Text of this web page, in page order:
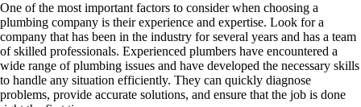
One of the most important factors to consider when choosing a
plumbing company is their experience and expertise. Look for a
company that has been in the industry for several years and has a team
of skilled professionals. Experienced plumbers have encountered a
wide range of plumbing issues and have developed the necessary skills
to handle any situation efficiently. They can quickly diagnose
problems, provide accurate solutions, and ensure that the job is done